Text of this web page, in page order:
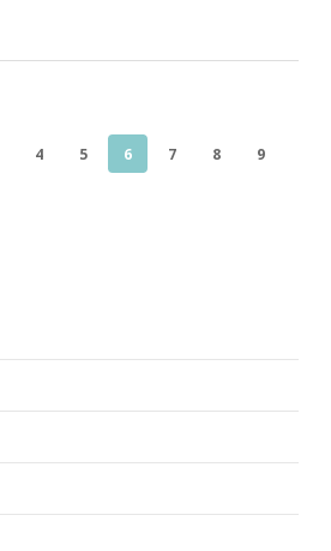
4 5 6 7 8
9